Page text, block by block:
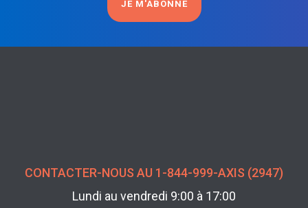
CONTACTER-NOUS AU 1-844-999-AXIS (2947)
Lundi au vendredi 9:00 à 17:00